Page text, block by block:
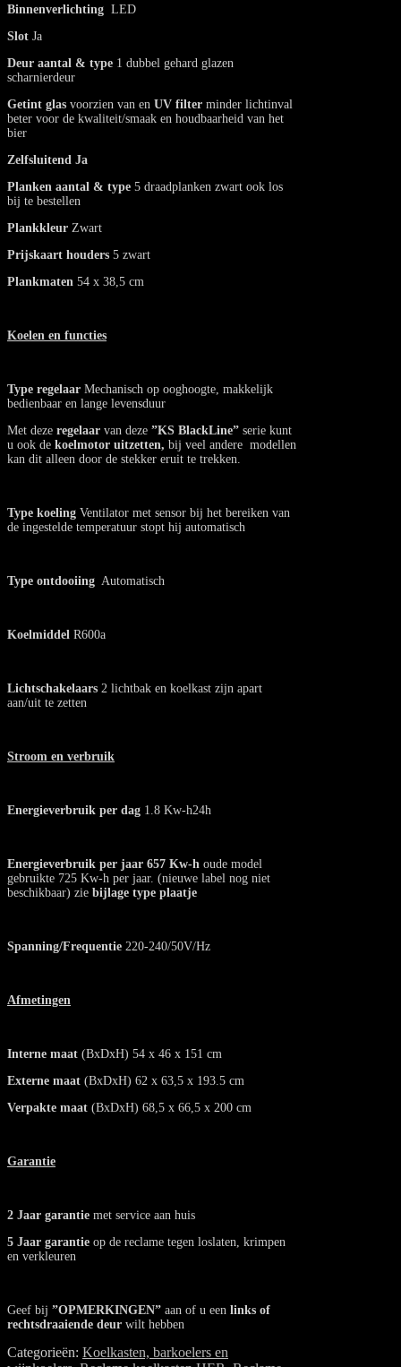
Binnenverlichting LED
Slot Ja
Deur aantal & type 1 dubbel gehard glazen
scharnierdeur
Getint glas voorzien van en UV filter minder lichtinval
beter voor de kwaliteit/smaak en houdbaarheid van het
bier
Zelfsluitend Ja
Planken aantal & type 5 draadplanken zwart ook los
bij te bestellen
Plankkleur Zwart
Prijskaart houders 5 zwart
Plankmaten 54 x 38,5 cm
Koelen en functies
Type regelaar Mechanisch op ooghoogte, makkelijk
bedienbaar en lange levensduur
Met deze regelaar van deze ”KS BlackLine” serie kunt
u ook de koelmotor uitzetten, bij veel andere modellen
kan dit alleen door de stekker eruit te trekken.
Type koeling Ventilator met sensor bij het bereiken van
de ingestelde temperatuur stopt hij automatisch
Type ontdooiing Automatisch
Koelmiddel R600a
Lichtschakelaars 2 lichtbak en koelkast zijn apart
aan/uit te zetten
Stroom en verbruik
Energieverbruik per dag 1.8 Kw-h24h
Energieverbruik per jaar 657 Kw-h oude model
gebruikte 725 Kw-h per jaar. (nieuwe label nog niet
beschikbaar) zie bijlage type plaatje
Spanning/Frequentie 220-240/50V/Hz
Afmetingen
Interne maat (BxDxH) 54 x 46 x 151 cm
Externe maat (BxDxH) 62 x 63,5 x 193.5 cm
Verpakte maat (BxDxH) 68,5 x 66,5 x 200 cm
Garantie
2 Jaar garantie met service aan huis
5 Jaar garantie op de reclame tegen loslaten, krimpen
en verkleuren
Geef bij ”OPMERKINGEN” aan of u een links of
rechtsdraaiende deur wilt hebben
Categorieën: Koelkasten, barkoelers en